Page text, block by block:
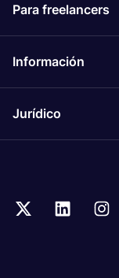
Para freelancers
Información
Jurídico